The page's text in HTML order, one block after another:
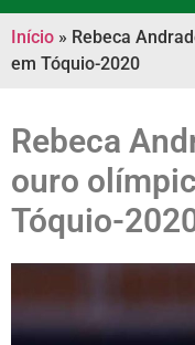
Início » Rebeca
em Tóquio-2020
Rebeca
ouro
Tóquio-